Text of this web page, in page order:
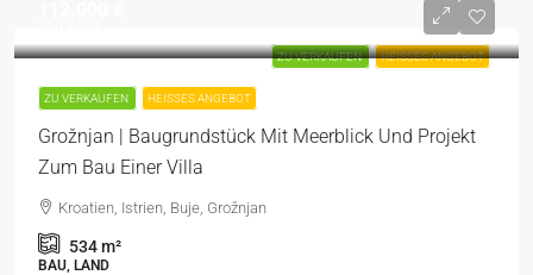
ZU VERKAUFEN HEISSES ANGEBOT
ZU VERKAUFEN HEISSES ANGEBOT
Grožnjan | Baugrundstück Mit Meerblick Und Projekt
Zum Bau Einer Villa
Kroatien, Istrien, Buje, Grožnjan
534m²
BAU, LAND